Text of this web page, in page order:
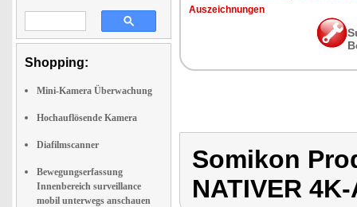
Shopping:
Mini-Kamera Überwachung
Hochauflösende Kamera
Diafilmscanner
Bewegungserfassung
Innenbereich surveillance
mobil unterwegs anschauen
Auszeichnungen
Somikon
NATIVER